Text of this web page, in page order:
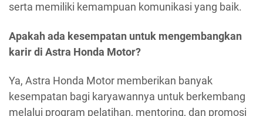
serta memiliki kemampuan komunikasi yang baik.
Apakah ada kesempatan untuk mengembangkan
karir di Astra Honda Motor?
Ya, Astra Honda Motor memberikan banyak
kesempatan bagi karyawannya untuk berkembang
melalui program pelatihan, mentoring, dan promosi